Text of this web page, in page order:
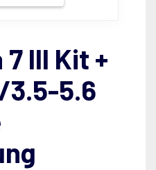
III Kit +
3.5-5.6